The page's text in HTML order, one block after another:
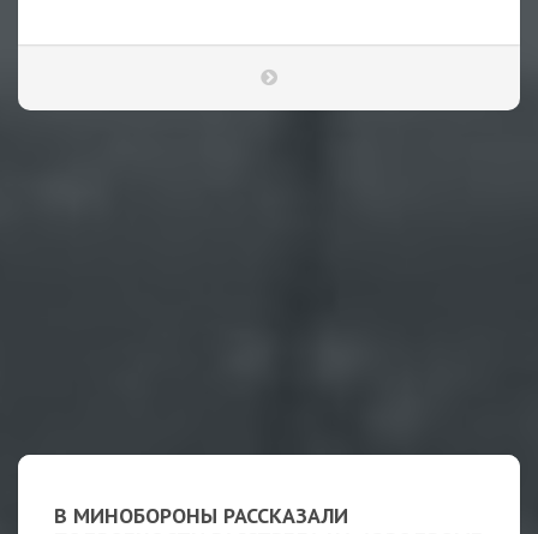
В МИНОБОРОНЫ РАССКАЗАЛИ